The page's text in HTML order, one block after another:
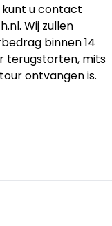
u contact
Wij zullen
binnen 14
terugstorten, mits
ontvangen is.